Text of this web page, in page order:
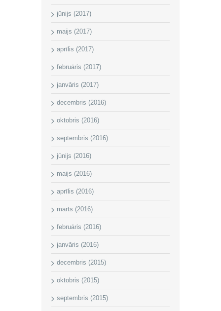
jūnijs (2017)
maijs (2017)
aprīlis (2017)
februāris (2017)
janvāris (2017)
decembris (2016)
oktobris (2016)
septembris (2016)
jūnijs (2016)
maijs (2016)
aprīlis (2016)
marts (2016)
februāris (2016)
janvāris (2016)
decembris (2015)
oktobris (2015)
septembris (2015)